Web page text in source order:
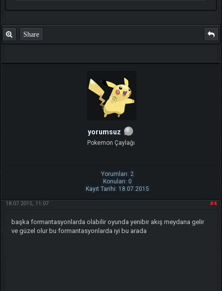
Share
yorumsuz
Pokemon Çaylağı
Yorumları: 2
Konuları: 0
Kayıt Tarihi: 18.07.2015
#4
18.07.2015, 11:07
başka formantasyonlarda olabilir oyunda yenibir akış meydana gelir
ve güzel olur bu formantasyonlarda iyi bu arada